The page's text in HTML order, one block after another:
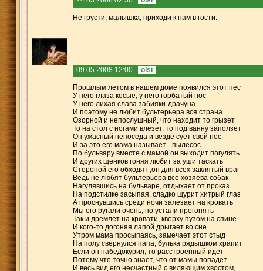
Не грусти, малышка, приходи к нам в гости.
09.05.2008 12:00 olsi
Прошлым летом в нашем доме появился этот пес
У него глаза косые, у него горбатый нос
У него лихая слава забияки-драчуна
И поэтому не любит бультерьера вся страна
Озорной и непослушный, что находит то грызет
То на стол с ногами влезет, то под ванну заползет
Он ужасный непоседа и везде сует свой нос
И за это его мама называет - пылесос
По бульвару вместе с мамой он выходит погулять
И других щенков гоняя любит за уши таскать
Стороной его обходят ,он для всех заклятый враг
Ведь не любят бультерьера все хозяева собак
Нагулявшись на бульваре, отдыхает от проказ
На подстилке засыпая, сладко щурит хитрый глаз
А проснувшись среди ночи залезает на кровать
Мы его ругали очень, но устали прогонять
Так и дремлет на кровати, кверху пузом на спине
И кого-то догоняя лапой дрыгает во сне
Утром мама просыпаясь, замечает этот стыд
На полу свернулся папа, булька рядышком храпит
Если он набедокурил, то расстроенный идет
Потому что точно знает, что от мамы попадет
И весь вид его несчастный с виляющим хвостом,